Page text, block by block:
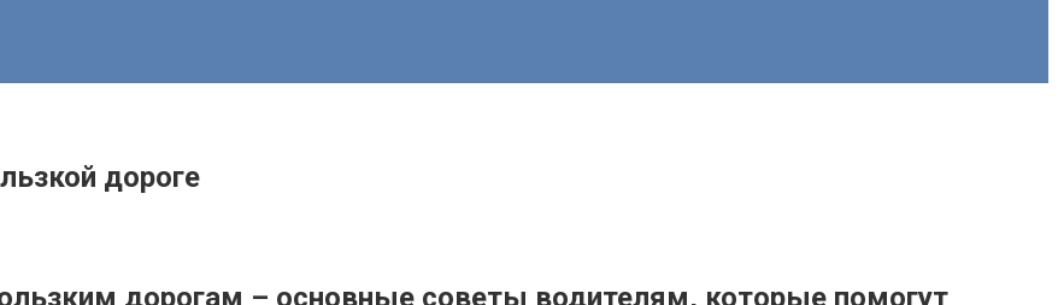
дороге
дорогам – основные советы водителям, которые помогут